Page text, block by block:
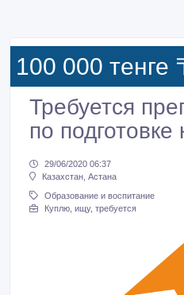
100 000 тенге
Требуется
по
29/06/2020 06:37
Казахстан, Астана
Образование и воспитание
Куплю, ищу, требуется